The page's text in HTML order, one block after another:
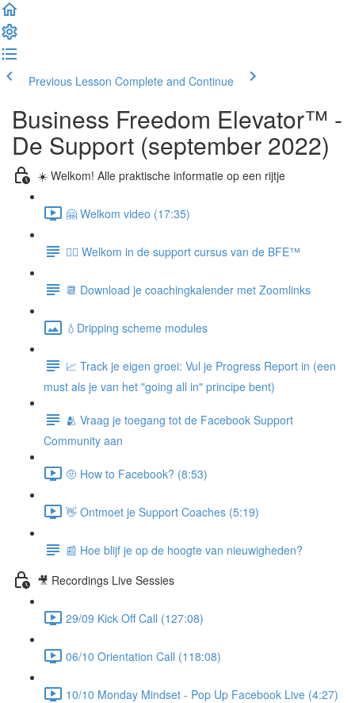
Previous Lesson Complete and Continue
Business Freedom Elevator™ -
De Support (september 2022)
☀️ Welkom! Alle praktische informatie op een rijtje
🤗 Welkom video (17:35)
🙋‍♀️ Welkom in de support cursus van de BFE™
📆 Download je coachingkalender met Zoomlinks
💧Dripping scheme modules
📈 Track je eigen groei: Vul je Progress Report in (een
must als je van het "going all in" principe bent)
🫂 Vraag je toegang tot de Facebook Support
Community aan
🤨 How to Facebook? (8:53)
👋 Ontmoet je Support Coaches (5:19)
📰 Hoe blijf je op de hoogte van nieuwigheden?
🎥 Recordings Live Sessies
29/09 Kick Off Call (127:08)
06/10 Orientation Call (118:08)
10/10 Monday Mindset - Pop Up Facebook Live (4:27)